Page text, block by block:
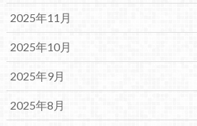
2025年11月
2025年10月
2025年9月
2025年8月